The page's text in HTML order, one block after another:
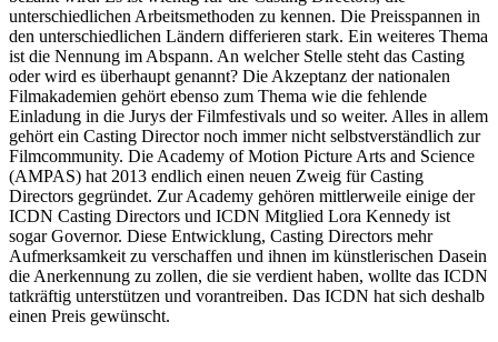
unterschiedlichen Arbeitsmethoden zu kennen. Die Preisspannen in
den unterschiedlichen Ländern differieren stark. Ein weiteres Thema
ist die Nennung im Abspann. An welcher Stelle steht das Casting
oder wird es überhaupt genannt? Die Akzeptanz der nationalen
Filmakademien gehört ebenso zum Thema wie die fehlende
Einladung in die Jurys der Filmfestivals und so weiter. Alles in allem
gehört ein Casting Director noch immer nicht selbstverständlich zur
Filmcommunity. Die Academy of Motion Picture Arts and Science
(AMPAS) hat 2013 endlich einen neuen Zweig für Casting
Directors gegründet. Zur Academy gehören mittlerweile einige der
ICDN Casting Directors und ICDN Mitglied Lora Kennedy ist
sogar Governor. Diese Entwicklung, Casting Directors mehr
Aufmerksamkeit zu verschaffen und ihnen im künstlerischen Dasein
die Anerkennung zu zollen, die sie verdient haben, wollte das ICDN
tatkräftig unterstützen und vorantreiben. Das ICDN hat sich deshalb
einen Preis gewünscht.